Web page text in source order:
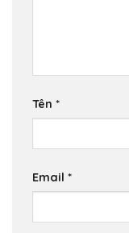
Tên *
Email *